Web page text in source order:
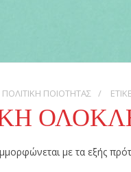
ΠΟΛΙΤΙΚΉ ΠΟΙΌΤΗΤΑΣ
με τα εξής